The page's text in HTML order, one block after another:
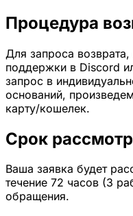
Процедура
Для запроса
поддержки в Discord
запрос в
оснований,
карту/кошелек.
Срок
Ваша заявка будет
течение 72 часов (3
обращения.